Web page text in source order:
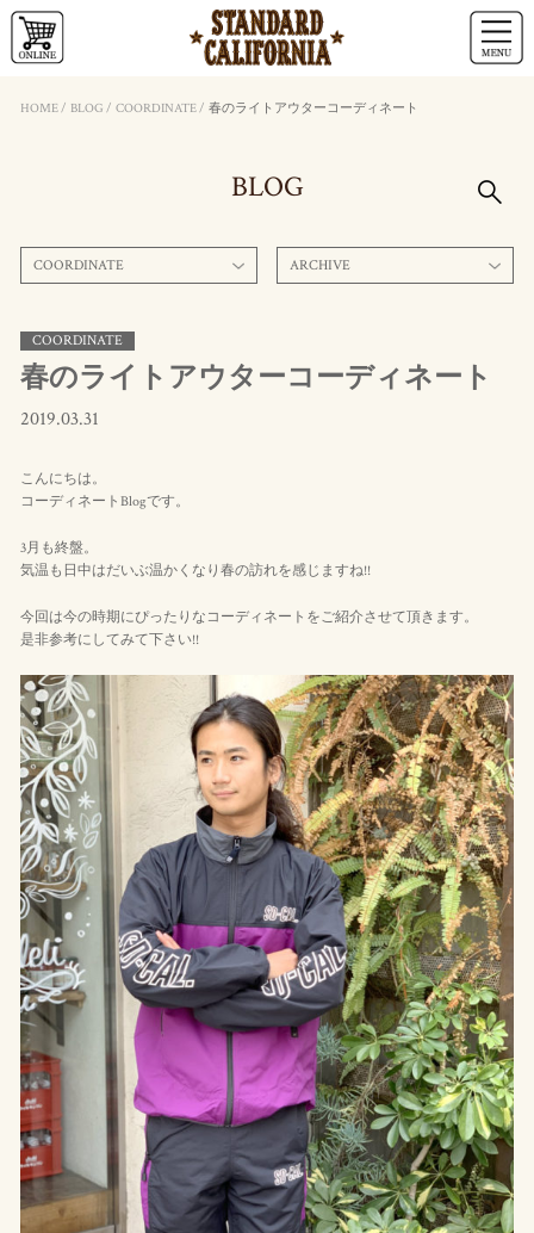
HOME/ BLOG / COORDINATE/ 春のライトアウターコーディネート
BLOG
COORDINATE ARCHIVE
COORDINATE
春のライトアウターコーディネート
2019.03.31
こんにちは。
コーディネートBlogです。
3月も終盤。
気温も日中はだいぶ温かくなり春の訪れを感じますね!!
今回は今の時期にぴったりなコーディネートをご紹介させて頂きます。
是非参考にしてみて下さい!!